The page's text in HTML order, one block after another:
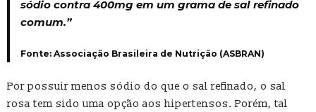
sódio contra 400mg em um grama de sal refinado
comum.”
Fonte: Associação Brasileira de Nutrição (ASBRAN)
Por possuir menos sódio do que o sal refinado, o sal
rosa tem sido uma opção aos hipertensos. Porém, tal